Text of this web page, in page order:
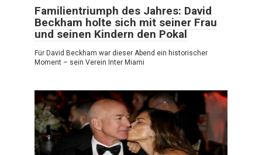
Familientriumph des Jahres: David
Beckham holte sich mit seiner Frau
und seinen Kindern den Pokal
Für David Beckham war dieser Abend ein historischer
Moment – sein Verein Inter Miami